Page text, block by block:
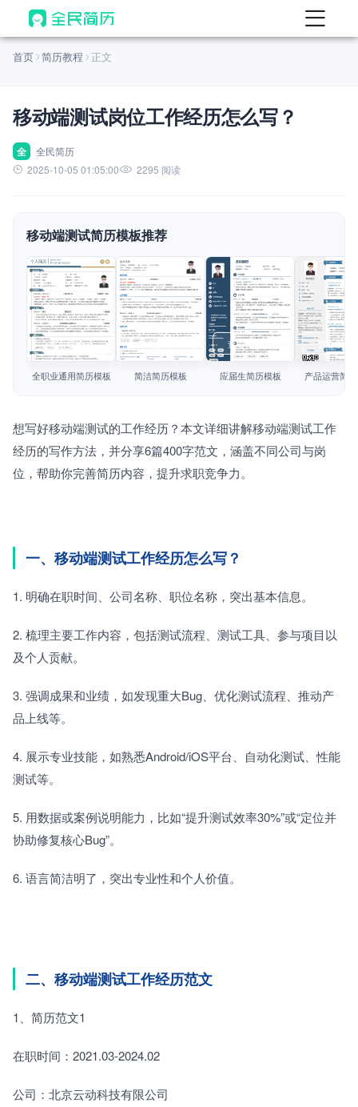
首页
AI 生成简历
AI 优化简历
AI 翻译简历
AI 模拟面试
面试自我介绍
AI 职场工具 New
简历模板
简历教程
首页 简历教程 正文
移动端测试岗位工作经历怎么写？
全
全民简历
2025-10-05 01:05:00
2295 阅读
移动端测试简历模板推荐
查看模板
全职业通用简历模板
查看模板
简洁简历模板
查看模板
应届生简历模板
查看模板
产品运营简
想写好移动端测试的工作经历？本文详细讲解移动端测试工作
经历的写作方法，并分享6篇400字范文，涵盖不同公司与岗
位，帮助你完善简历内容，提升求职竞争力。
一、移动端测试工作经历怎么写？
1. 明确在职时间、公司名称、职位名称，突出基本信息。
2. 梳理主要工作内容，包括测试流程、测试工具、参与项目以
及个人贡献。
3. 强调成果和业绩，如发现重大Bug、优化测试流程、推动产
品上线等。
4. 展示专业技能，如熟悉Android/iOS平台、自动化测试、性能
测试等。
5. 用数据或案例说明能力，比如“提升测试效率30%”或“定位并
协助修复核心Bug”。
6. 语言简洁明了，突出专业性和个人价值。
二、移动端测试工作经历范文
1、简历范文1
在职时间：2021.03-2024.02
公司：北京云动科技有限公司